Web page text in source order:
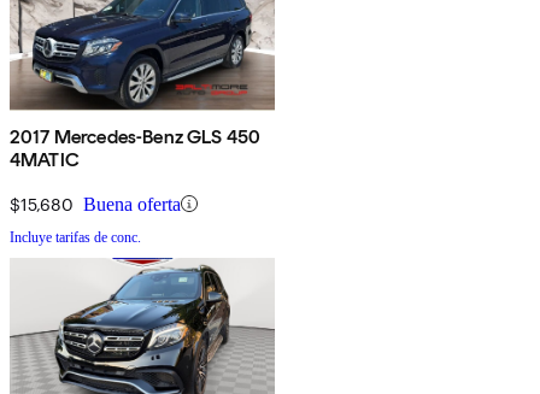
2017 Mercedes-Benz GLS 450
4MATIC
$15,680 Buena oferta
Incluye tarifas de conc.